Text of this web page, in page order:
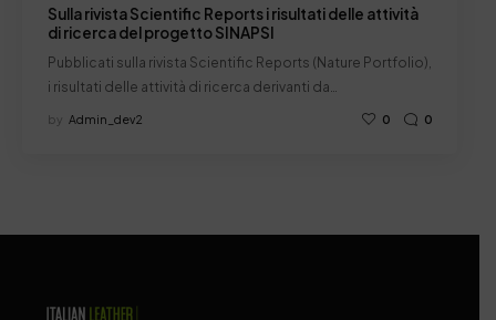
Sulla rivista Scientific Reports i risultati delle attività
di ricerca del progetto SINAPSI
Pubblicati sulla rivista Scientific Reports (Nature Portfolio),
i risultati delle attività di ricerca derivanti da…
by Admin_dev2 0 0